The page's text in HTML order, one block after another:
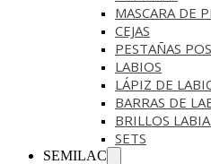
MASCARA DE
CEJAS
PESTAÑAS
LABIOS
LÁPIZ DE
BARRAS DE
BRILLOS
SETS
SEMILAC